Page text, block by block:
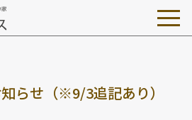
知らせ （※9/3追記あ り）